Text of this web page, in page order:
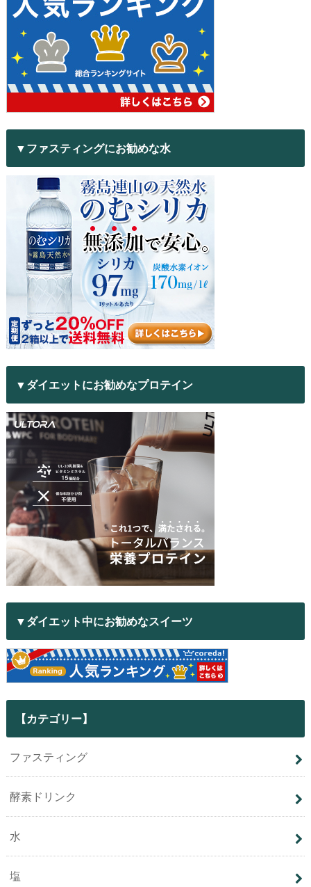
▼ファスティングにお勧めな水
▼ダイエットにお勧めなプロテイン
▼ダイエット中にお勧めなスイーツ
【カテゴリー】
ファスティング
酵素ドリンク
水
塩